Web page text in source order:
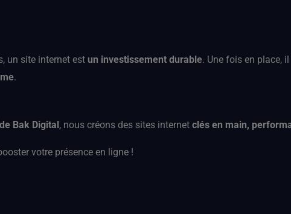
un site internet est un investissement durable. Une fois en place,
.
Bak Digital, nous créons des sites internet clés en main,
votre présence en ligne !